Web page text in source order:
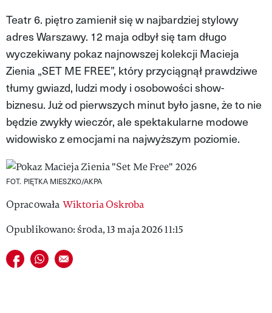
VIVA!MAN
VIVA!PEOPLE POWER
VIVA!ITAKA
MAGAZYN VIVA!
Teatr 6. piętro zamienił się w najbardziej stylowy
adres Warszawy. 12 maja odbył się tam długo
wyczekiwany pokaz najnowszej kolekcji Macieja
Zienia „SET ME FREE”, który przyciągnął prawdziwe
tłumy gwiazd, ludzi mody i osobowości show-
biznesu. Już od pierwszych minut było jasne, że to nie
będzie zwykły wieczór, ale spektakularne modowe
widowisko z emocjami na najwyższym poziomie.
FOT. PIĘTKA MIESZKO/AKPA
Opracowała Wiktoria Oskroba
Opublikowano: środa, 13 maja 2026 11:15
Udostępnij na facebook
Udostępnij na whatsapp
E-mail do przyjaciela